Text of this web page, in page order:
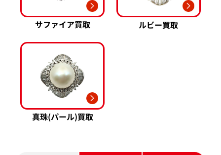
サファイア買取 ルビー買取
真珠(パール)買取